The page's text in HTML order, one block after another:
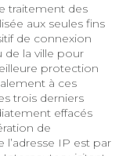
traitement des
aux seules fins
de connexion
de la ville pour
à ces
trois derniers
effacés
l’adresse IP est par